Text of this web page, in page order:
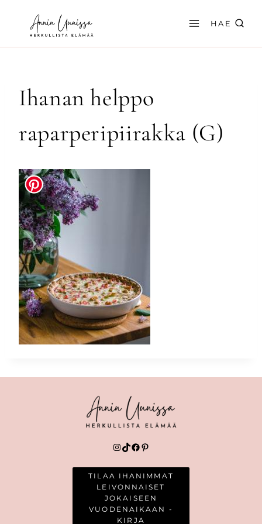
sisältöön
HAE
Ihanan helppo
raparperipiirakka (G)
Instagram
TikTok
Facebook
Pinterest
TILAA IHANIMMAT
LEIVONNAISET
JOKAISEEN
VUODENAIKAAN -
KIRJA